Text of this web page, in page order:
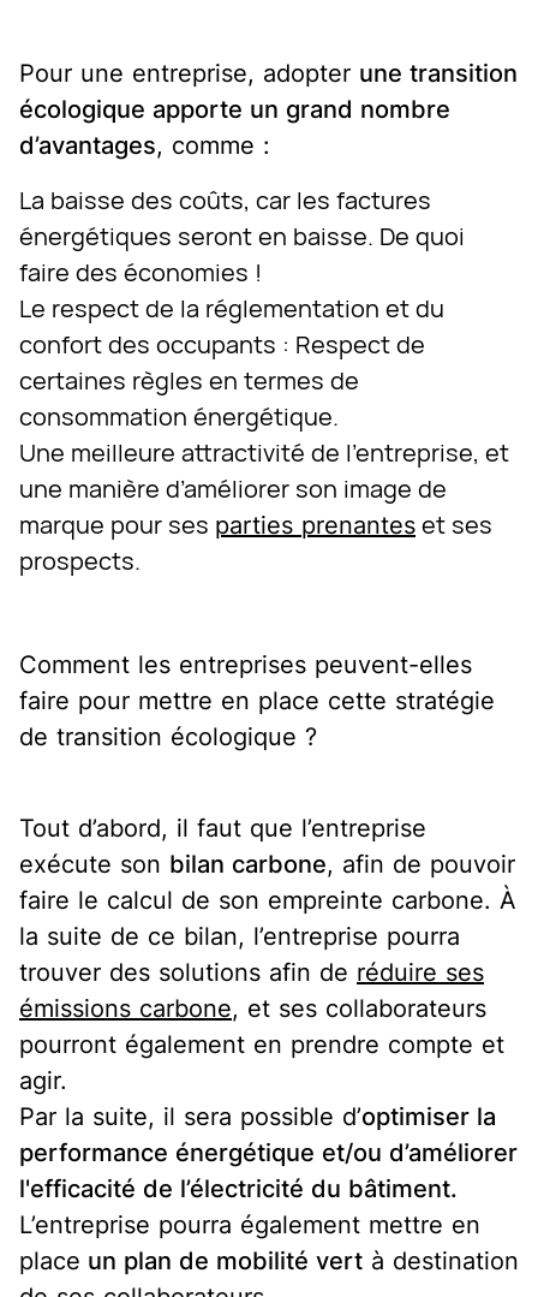
Pour une entreprise, adopter une transition
écologique apporte un grand nombre
d’avantages, comme :
La baisse des coûts, car les factures
énergétiques seront en baisse. De quoi
faire des économies !
Le respect de la réglementation et du
confort des occupants : Respect de
certaines règles en termes de
consommation énergétique.
Une meilleure attractivité de l’entreprise, et
une manière d’améliorer son image de
marque pour ses parties prenantes et ses
prospects.
Comment les entreprises peuvent-elles
faire pour mettre en place cette stratégie
de transition écologique ?
Tout d’abord, il faut que l’entreprise
exécute son bilan carbone, afin de pouvoir
faire le calcul de son empreinte carbone. À
la suite de ce bilan, l’entreprise pourra
trouver des solutions afin de réduire ses
émissions carbone, et ses collaborateurs
pourront également en prendre compte et
agir.
Par la suite, il sera possible d’optimiser la
performance énergétique et/ou d’améliorer
l'efficacité de l’électricité du bâtiment.
L’entreprise pourra également mettre en
place un plan de mobilité vert à destination